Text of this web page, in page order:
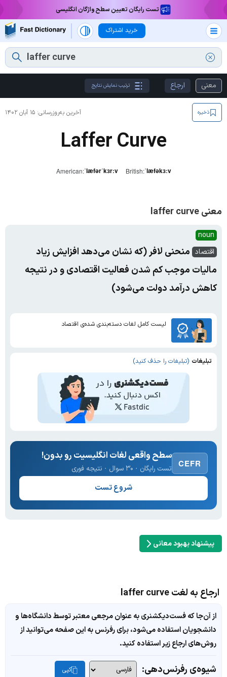
تست رایگان تعیین سطح واژگان انگلیسی
خرید اشتراک
معنی ارجاع ترتیب نمایش نتایج
آخرین به‌روزرسانی: ۱۵ آبان ۱۴۰۲ ذخیره
Laffer Curve
American:ˈlæfərˈkɜrːv British:ˈlæfəkɜːv
معنی laffer curve
noun
اقتصاد منحنی لافر (که نشان می‌دهد افزایش زیاد
مالیات موجب کم شدن فعالیت اقتصادی و در نتیجه
کاهش درآمد دولت می‌شود)
لیست کامل لغات دسته‌بندی شده‌ی اقتصاد
تبلیغات (تبلیغات را حذف کنید)
CEFR
سطح واقعی لغات انگلیسیت رو بدون!
تست رایگان · ۳۰ سوال · نتیجه فوری
شروع تست
پیشنهاد بهبود معانی
ارجاع به لغت laffer curve
از آن‌جا که فست‌دیکشنری به عنوان مرجعی معتبر توسط دانشگاه‌ها و
دانشجویان استفاده می‌شود، برای رفرنس به این صفحه می‌توانید از
روش‌های ارجاع زیر استفاده کنید.
شیوه‌ی رفرنس‌دهی: کپی